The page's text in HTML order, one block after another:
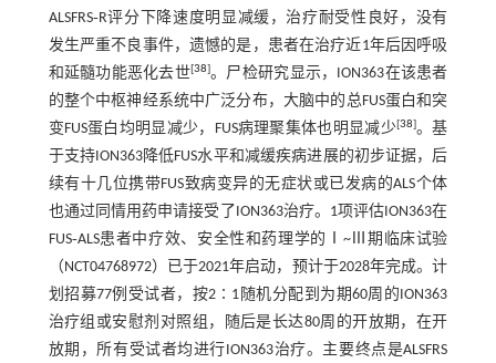
ALSFRS‐R评分下降速度明显减缓，治疗耐受性良好，没有
发生严重不良事件，遗憾的是，患者在治疗近1年后因呼吸
和延髓功能恶化去世[38]。尸检研究显示，ION363在该患者
的整个中枢神经系统中广泛分布，大脑中的总FUS蛋白和突
变FUS蛋白均明显减少，FUS病理聚集体也明显减少[38]。基
于支持ION363降低FUS水平和减缓疾病进展的初步证据，后
续有十几位携带FUS致病变异的无症状或已发病的ALS个体
也通过同情用药申请接受了ION363治疗。1项评估ION363在
FUS‐ALS患者中疗效、安全性和药理学的Ⅰ~Ⅲ期临床试验
（NCT04768972）已于2021年启动，预计于2028年完成。计
划招募77例受试者，按2∶1随机分配到为期60周的ION363
治疗组或安慰剂对照组，随后是长达80周的开放期，在开
放期，所有受试者均进行ION363治疗。主要终点是ALSFRS